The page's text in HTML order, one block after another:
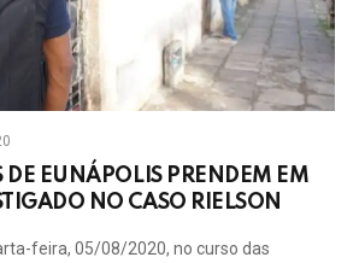
DE EUNÁPOLIS PRENDEM EM
NO CASO RIELSON
feira, 05/08/2020, no curso das